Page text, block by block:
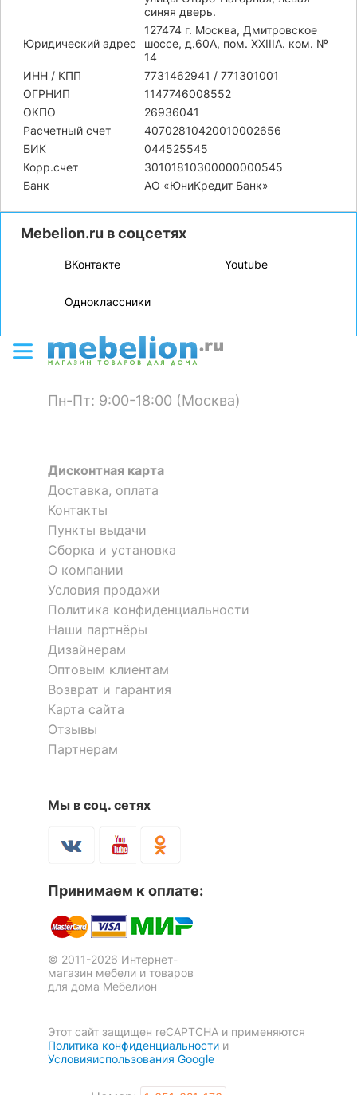
синяя дверь.
Юридический адрес
127474 г. Москва, Дмитровское
шоссе, д.60А, пом. XXIIIA. ком. №
14
ИНН / КПП
7731462941 / 771301001
ОГРНИП
1147746008552
ОКПО
26936041
Расчетный счет
40702810420010002656
БИК
044525545
Корр.счет
30101810300000000545
Банк
АО «ЮниКредит Банк»
Mebelion.ru в соцсетях
ВКонтакте Youtube
Одноклассники
Пн-Пт: 9:00-18:00 (Москва)
Дисконтная карта
Доставка, оплата
Контакты
Пункты выдачи
Сборка и установка
О компании
Условия продажи
Политика конфиденциальности
Наши партнёры
Дизайнерам
Оптовым клиентам
Возврат и гарантия
Карта сайта
Отзывы
Партнерам
Мы в соц. сетях
Принимаем к оплате:
© 2011-2026 Интернет-
магазин мебели и товаров
для дома Мебелион
Этот сайт защищен reCAPTCHA и применяются
Политика конфиденциальности и
Условияиспользования Google